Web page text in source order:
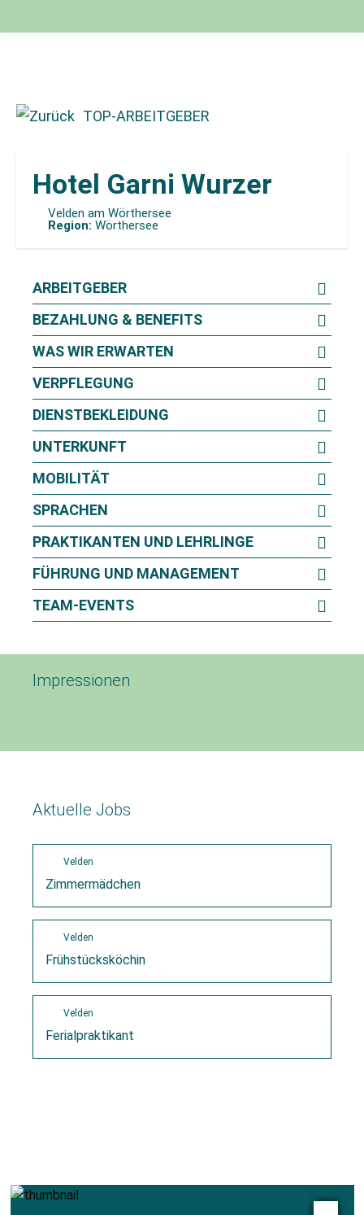
TOP-ARBEITGEBER
Hotel Garni Wurzer
Velden am Wörthersee
Region: Wörthersee
ARBEITGEBER
BEZAHLUNG & BENEFITS
WAS WIR ERWARTEN
VERPFLEGUNG
DIENSTBEKLEIDUNG
UNTERKUNFT
MOBILITÄT
SPRACHEN
PRAKTIKANTEN UND LEHRLINGE
FÜHRUNG UND MANAGEMENT
TEAM-EVENTS
Impressionen
Aktuelle Jobs
Velden
Zimmermädchen
Velden
Frühstücksköchin
Velden
Ferialpraktikant